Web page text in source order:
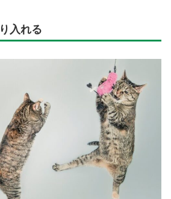
入れる